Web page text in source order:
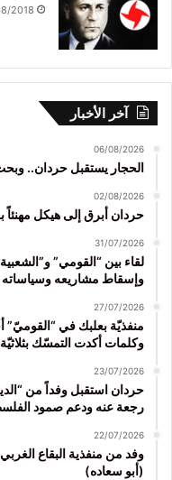
2018
آخر الأخبار
06/08/2026
الحجار يستقبل حردان..
02/08/2026
حردان أبرق إلى هيكل مهنئاً
31/07/2026
لقاء بين “القومي”
وإسقاط مشاريعه وسياساته
27/07/2026
منفذيّة بعلبك في
وكلمات أكدت التمسّك
23/07/2026
حردان استقبل وفداً من
رجعة عنه ودعم صمود
22/07/2026
وفد من منفذية البقاع
(أبو سعاده)